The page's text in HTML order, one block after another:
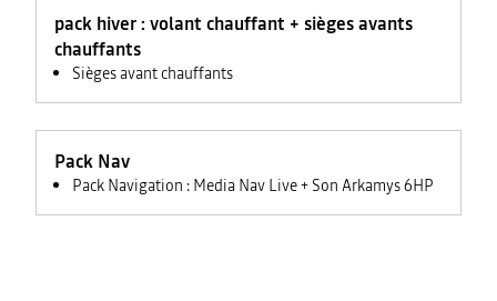
pack hiver : volant chauffant + sièges avants
chauffants
Sièges avant chauffants
rétroviseurs
Pack Nav
Pack Navigation : Media Nav Live + Son Arkamys 6HP